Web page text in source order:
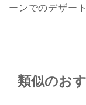
ーンでのデザー
類似のお